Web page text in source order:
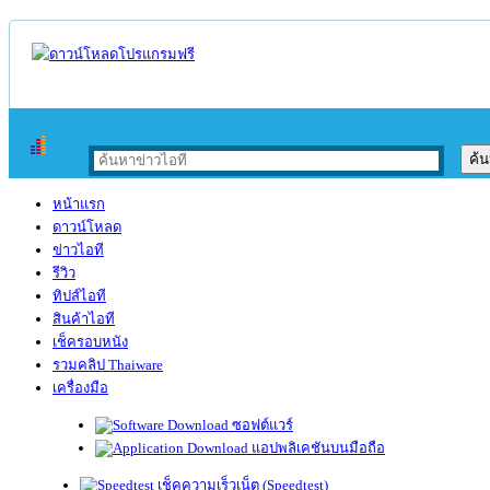
หน้าแรก
ดาวน์โหลด
ข่าวไอที
รีวิว
ทิปส์ไอที
สินค้าไอที
เช็ครอบหนัง
รวมคลิป Thaiware
เครื่องมือ
ซอฟต์แวร์
แอปพลิเคชันบนมือถือ
เช็คความเร็วเน็ต (Speedtest)